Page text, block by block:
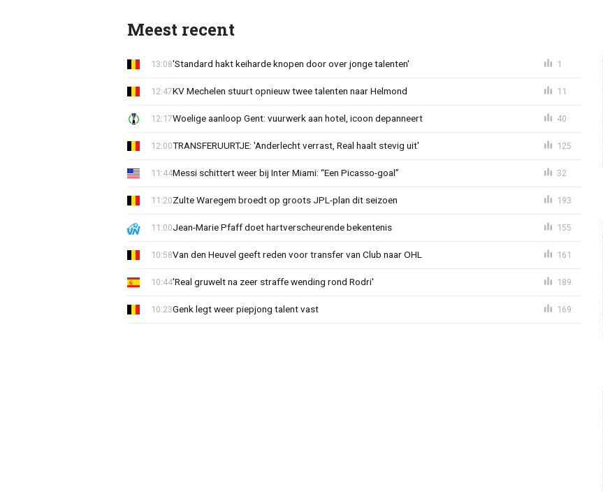
Meest recent
'Standard hakt keiharde knopen door over jonge talenten'
13:08 1
KV Mechelen stuurt opnieuw twee talenten naar Helmond
12:47 11
Woelige aanloop Gent: vuurwerk aan hotel, icoon depanneert
12:17 40
TRANSFERUURTJE: 'Anderlecht verrast, Real haalt stevig uit'
12:00 125
Messi schittert weer bij Inter Miami: “Een Picasso-goal”
11:44 32
Zulte Waregem broedt op groots JPL-plan dit seizoen
11:20 193
Jean-Marie Pfaff doet hartverscheurende bekentenis
11:00 155
Van den Heuvel geeft reden voor transfer van Club naar OHL
10:58 161
'Real gruwelt na zeer straffe wending rond Rodri'
10:44 189
Genk legt weer piepjong talent vast
10:23 169